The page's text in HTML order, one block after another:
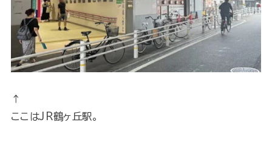
↑
ここはJR鶴ヶ丘駅。